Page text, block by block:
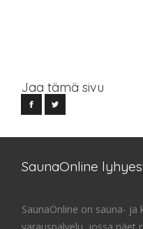
Jaa tämä sivu
SaunaOnline
SaunaOnline on sauna-